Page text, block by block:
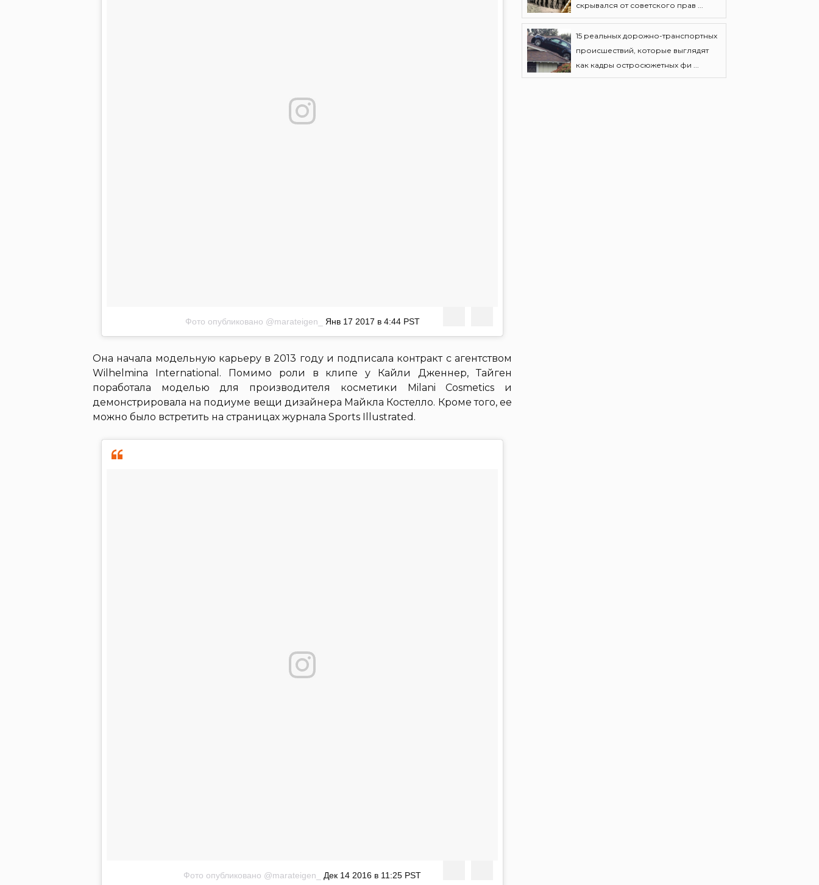
Фото опубликовано @marateigen_ Янв 17 2017 в 4:44 PST
Она начала модельную карьеру в 2013 году и подписала контракт с агентством
Wilhelmina International. Помимо роли в клипе у Кайли Дженнер, Тайген
поработала моделью для производителя косметики Milani Cosmetics и
демонстрировала на подиуме вещи дизайнера Майкла Костелло. Кроме того, ее
можно было встретить на страницах журнала Sports Illustrated.
Фото опубликовано @marateigen_ Дек 14 2016 в 11:25 PST
скрывался от советского прав ...
15 реальных дорожно-транспортных
происшествий, которые выглядят
как кадры остросюжетных фи ...